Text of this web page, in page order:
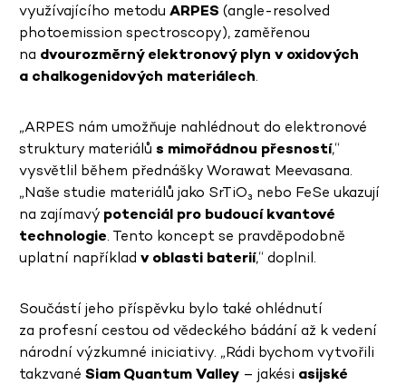
využívajícího metodu ARPES (angle-resolved
photoemission spectroscopy), zaměřenou
na dvourozměrný elektronový plyn v oxidových
a chalkogenidových materiálech.
„ARPES nám umožňuje nahlédnout do elektronové
struktury materiálů s mimořádnou přesností,“
vysvětlil během přednášky Worawat Meevasana.
„Naše studie materiálů jako SrTiO₃ nebo FeSe ukazují
na zajímavý potenciál pro budoucí kvantové
technologie. Tento koncept se pravděpodobně
uplatní například v oblasti baterií,“ doplnil.
Součástí jeho příspěvku bylo také ohlédnutí
za profesní cestou od vědeckého bádání až k vedení
národní výzkumné iniciativy. „Rádi bychom vytvořili
takzvané Siam Quantum Valley – jakési asijské